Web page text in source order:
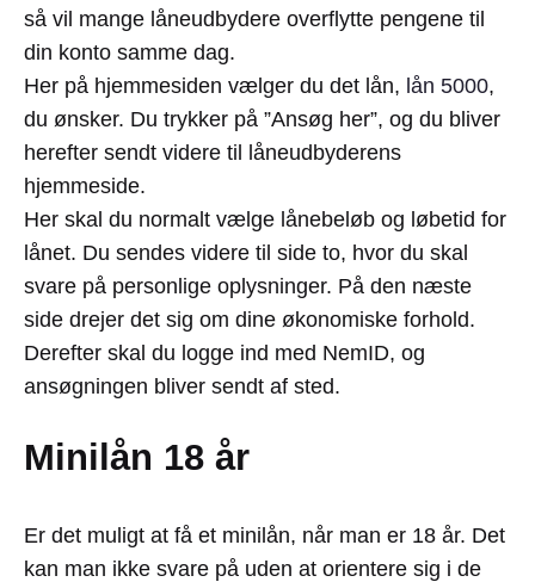
så vil mange låneudbydere overflytte pengene til
din konto samme dag.
Her på hjemmesiden vælger du det lån, lån 5000,
du ønsker. Du trykker på ”Ansøg her”, og du bliver
herefter sendt videre til låneudbyderens
hjemmeside.
Her skal du normalt vælge lånebeløb og løbetid for
lånet. Du sendes videre til side to, hvor du skal
svare på personlige oplysninger. På den næste
side drejer det sig om dine økonomiske forhold.
Derefter skal du logge ind med NemID, og
ansøgningen bliver sendt af sted.
Minilån 18 år
Er det muligt at få et minilån, når man er 18 år. Det
kan man ikke svare på uden at orientere sig i de